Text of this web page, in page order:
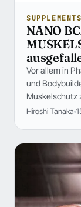
SUPPLEMENTS
NANO
Vor allem in
und
Muskelschutz
Hiroshi Tanaka